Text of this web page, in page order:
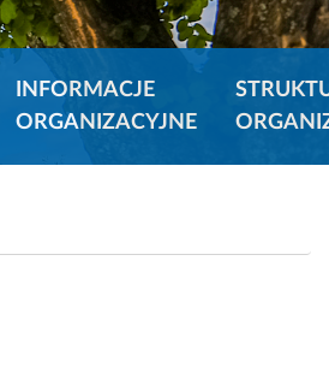
INFORMACJE
ORGANIZACYJNE